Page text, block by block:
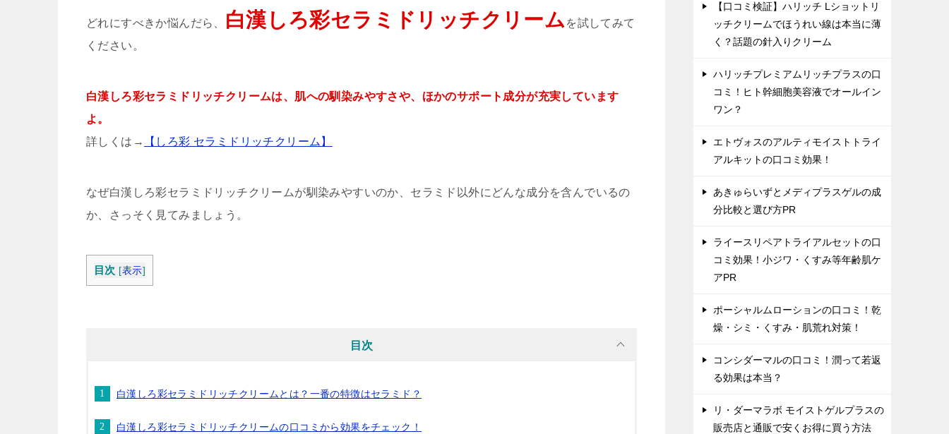
どれにすべきか悩んだら、 白漢しろ彩セラミドリッチクリーム を試してみて
ください。
白漢しろ彩セラミドリッチクリームは、肌への馴染みやすさや、ほかのサポート成分が充実しています
よ。
詳しくは→
【しろ彩 セラミドリッチクリーム】
なぜ白漢しろ彩セラミドリッチクリームが馴染みやすいのか、セラミド以外にどんな成分を含んでいるの
か、さっそく見てみましょう。
目次 [表示]
目次
白漢しろ彩セラミドリッチクリームとは？一番の特徴はセラミド？
白漢しろ彩セラミドリッチクリームの口コミから効果をチェック！
【口コミ検証】ハリッチ Lショットリ
ッチクリームでほうれい線は本当に薄
く？話題の針入りクリーム
ハリッチプレミアムリッチプラスの口
コミ！ヒト幹細胞美容液でオールイン
ワン？
エトヴォスのアルティモイストトライ
アルキットの口コミ効果！
あきゅらいずとメディプラスゲルの成
分比較と選び方PR
ライースリペアトライアルセットの口
コミ効果！小ジワ・くすみ等年齢肌ケ
アPR
ポーシャルムローションの口コミ！乾
燥・シミ・くすみ・肌荒れ対策！
コンシダーマルの口コミ！潤って若返
る効果は本当？
リ・ダーマラボ モイストゲルプラスの
販売店と通販で安くお得に買う方法